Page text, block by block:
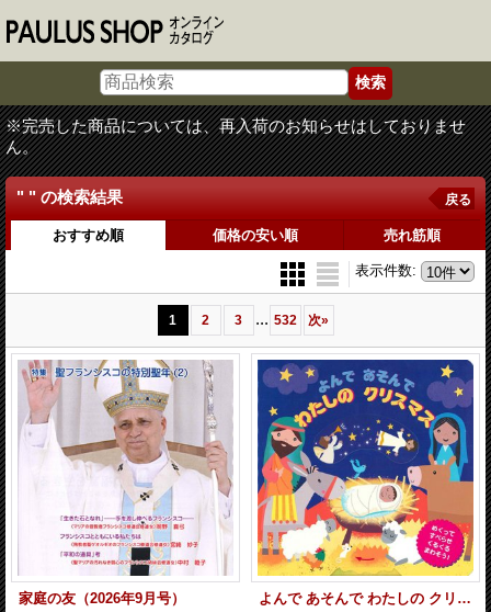
※完売した商品については、再入荷のお知らせはしておりませ
ん。
" " の検索結果 戻る
おすすめ順 価格の安い順 売れ筋順
表示件数:
1 2 3 ... 532 次»
家庭の友（2026年9月号） よんで あそんで わたしの クリスマス